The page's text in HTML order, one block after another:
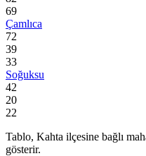
69
Çamlıca
72
39
33
Soğuksu
42
20
22
Tablo, Kahta ilçesine bağlı
gösterir.